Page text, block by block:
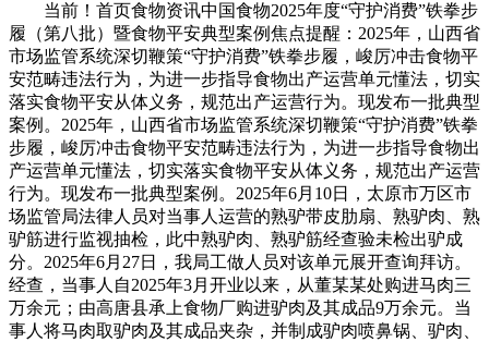
当前！首页食物资讯中国食物2025年度“守护消费”铁拳步
履（第八批）暨食物平安典型案例焦点提醒：2025年，山西省
市场监管系统深切鞭策“守护消费”铁拳步履，峻厉冲击食物平
安范畴违法行为，为进一步指导食物出产运营单元懂法，切实
落实食物平安从体义务，规范出产运营行为。现发布一批典型
案例。2025年，山西省市场监管系统深切鞭策“守护消费”铁拳
步履，峻厉冲击食物平安范畴违法行为，为进一步指导食物出
产运营单元懂法，切实落实食物平安从体义务，规范出产运营
行为。现发布一批典型案例。2025年6月10日，太原市万区市
场监管局法律人员对当事人运营的熟驴带皮肋扇、熟驴肉、熟
驴筋进行监视抽检，此中熟驴肉、熟驴筋经查验未检出驴成
分。2025年6月27日，我局工做人员对该单元展开查询拜访。
经查，当事人自2025年3月开业以来，从董某某处购进马肉三
万余元；由高唐县承上食物厂购进驴肉及其成品9万余元。当
事人将马肉取驴肉及其成品夹杂，并制成驴肉喷鼻锅、驴肉、